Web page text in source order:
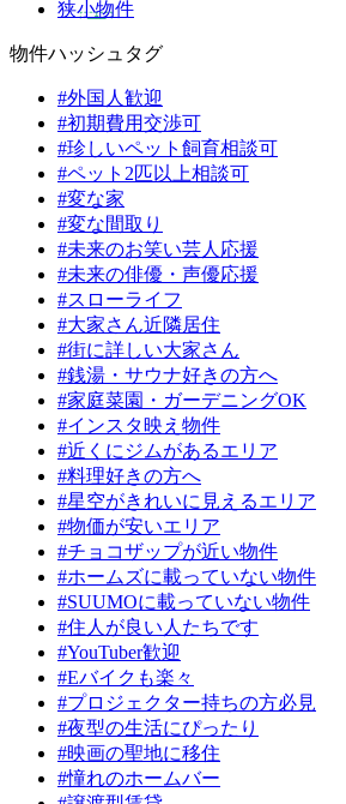
狭小物件
物件ハッシュタグ
#外国人歓迎
#初期費用交渉可
#珍しいペット飼育相談可
#ペット2匹以上相談可
#変な家
#変な間取り
#未来のお笑い芸人応援
#未来の俳優・声優応援
#スローライフ
#大家さん近隣居住
#街に詳しい大家さん
#銭湯・サウナ好きの方へ
#家庭菜園・ガーデニングOK
#インスタ映え物件
#近くにジムがあるエリア
#料理好きの方へ
#星空がきれいに見えるエリア
#物価が安いエリア
#チョコザップが近い物件
#ホームズに載っていない物件
#SUUMOに載っていない物件
#住人が良い人たちです
#YouTuber歓迎
#Eバイクも楽々
#プロジェクター持ちの方必見
#夜型の生活にぴったり
#映画の聖地に移住
#憧れのホームバー